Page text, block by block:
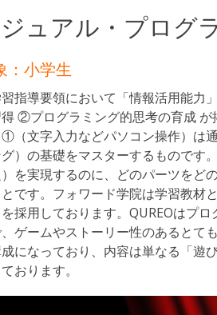
ュアル・プログ
：小学生
指導要領において「情報活用能力
②プログラミング的思考の育成
（文字入力などパソコン操作）は
グ）の基礎をマスターするものです
を実現するのに、どのパーツをど
です。フォワード学院は学習教材
採用しております。QUREOはプ
ゲームやストーリー性のあるとて
になっており、内容は単なる「遊
おります。